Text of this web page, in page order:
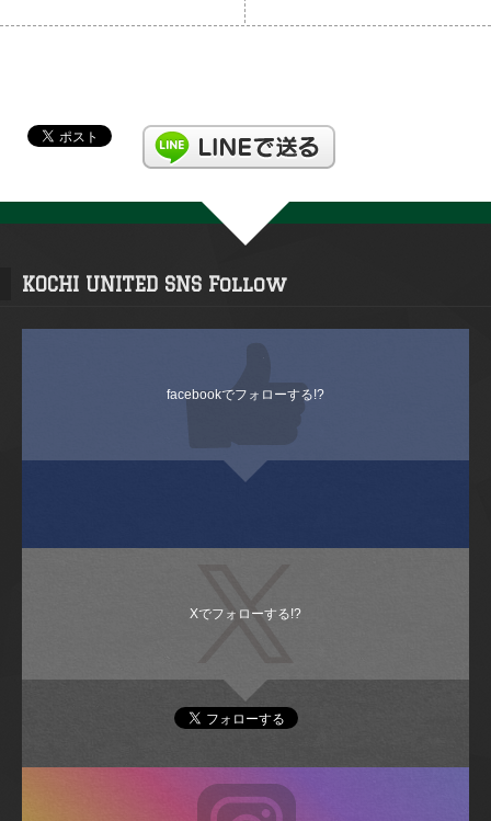
KOCHI UNITED SNS Follow
facebookでフォローする!?
Xでフォローする!?